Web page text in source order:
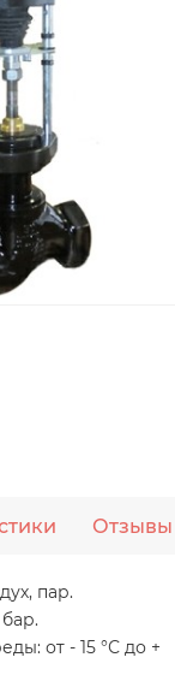
Отзывы
пар.
от - 15 °С до +